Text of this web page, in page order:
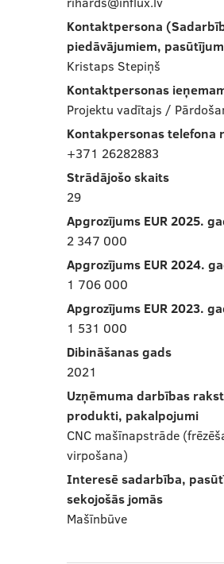
Kontaktpersona
piedāvājumiem,
Kristaps Stepiņš
Kontaktpersonas
Projektu vadītajs /
Kontakpersonas telefona
+371 26282883
Strādājošo skaits
29
Apgrozījums EUR 2025.
2 347 000
Apgrozījums EUR 2024.
1 706 000
Apgrozījums EUR 2023.
1 531 000
Dibināšanas gads
2021
Uzņēmuma darbības
produkti, pakalpojumi
CNC mašīnapstrāde
virpošana)
Interesē sadarbība,
sekojošās jomās
Mašīnbūve